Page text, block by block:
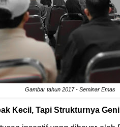
Gambar tahun 2017 - Seminar Emas
Kecil, Tapi Strukturnya